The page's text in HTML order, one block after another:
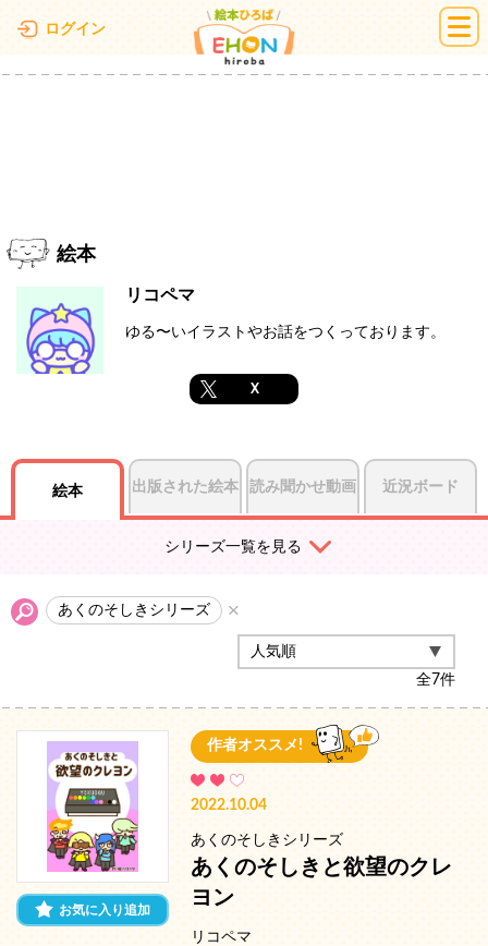
ログイン 絵本ひろば
絵本
リコペマ
ゆる〜いイラストやお話をつくっております。
X
絵本 出版された絵本 読み聞かせ動画 近況ボード
シリーズ一覧を見る
あくのそしきシリーズ
全7件
お気に入り追加
作者オススメ!
2022.10.04
あくのそしきシリーズ
あくのそしきと欲望のクレ
ヨン
リコペマ